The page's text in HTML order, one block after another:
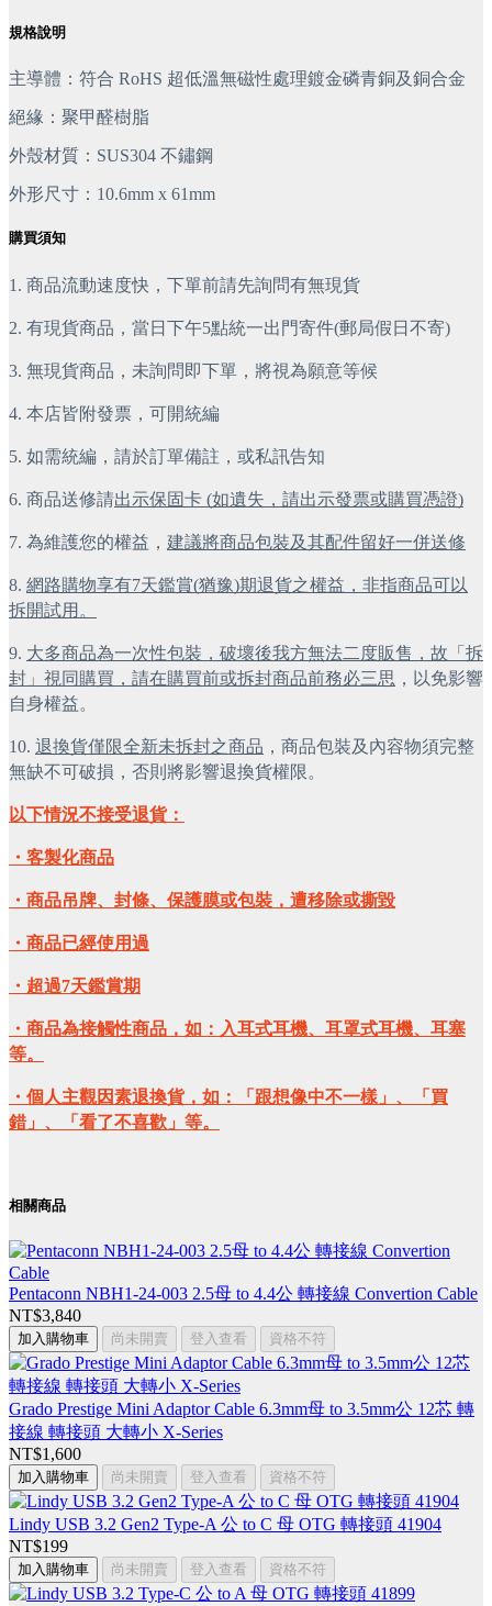
規格說明
主導體：符合 RoHS 超低溫無磁性處理鍍金磷青銅及銅合金
絕緣：聚甲醛樹脂
外殼材質：SUS304 不鏽鋼
外形尺寸：10.6mm x 61mm
購買須知
1. 商品流動速度快，下單前請先詢問有無現貨
2. 有現貨商品，當日下午5點統一出門寄件(郵局假日不寄)
3. 無現貨商品，未詢問即下單，將視為願意等候
4. 本店皆附發票，可開統編
5. 如需統編，請於訂單備註，或私訊告知
6. 商品送修請出示保固卡 (如遺失，請出示發票或購買憑證)
7. 為維護您的權益， 建議將商品包裝及其配件留好一併送修
8. 網路購物享有7天鑑賞(猶豫)期退貨之權益，非指商品可以
拆開試用。
9. 大多商品為一次性包裝，破壞後我方無法二度販售，故「拆
封」視同購買，請在購買前或拆封商品前務必三思 ，以免影響
自身權益。
10. 退換貨僅限全新未拆封之商品 ，商品包裝及內容物須完整
無缺不可破損，否則將影響退換貨權限。
以下情況不接受退貨：
・客製化商品
・商品吊牌、封條、保護膜或包裝，遭移除或撕毀
・商品已經使用過
・超過7天鑑賞期
・商品為接觸性商品，如：入耳式耳機、耳罩式耳機、耳塞
等。
・個人主觀因素退換貨，如：「跟想像中不一樣」、「買
錯」、「看了不喜歡」等。
相關商品
Pentaconn NBH1-24-003 2.5母 to 4.4公 轉接線 Convertion Cable
NT$3,840
加入購物車 尚未開賣 登入查看 資格不符
Grado Prestige Mini Adaptor Cable 6.3mm母 to 3.5mm公 12芯 轉
接線 轉接頭 大轉小 X-Series
NT$1,600
加入購物車 尚未開賣 登入查看 資格不符
Lindy USB 3.2 Gen2 Type-A 公 to C 母 OTG 轉接頭 41904
NT$199
加入購物車 尚未開賣 登入查看 資格不符